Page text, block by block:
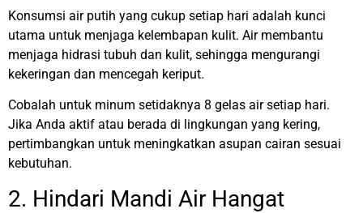
Konsumsi air putih yang cukup setiap hari adalah kunci
utama untuk menjaga kelembapan kulit. Air membantu
menjaga hidrasi tubuh dan kulit, sehingga mengurangi
kekeringan dan mencegah keriput.
Cobalah untuk minum setidaknya 8 gelas air setiap hari.
Jika Anda aktif atau berada di lingkungan yang kering,
pertimbangkan untuk meningkatkan asupan cairan sesuai
kebutuhan.
2. Hindari Mandi Air Hangat